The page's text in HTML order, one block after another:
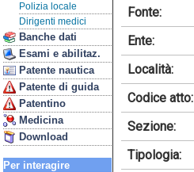
Polizia locale
Dirigenti medici
Banche dati
Esami e abilitaz.
Patente nautica
Patente di guida
Patentino
Medicina
Download
Per interagire
Fonte:
Ente:
Località:
Codice atto:
Sezione:
Tipologia: